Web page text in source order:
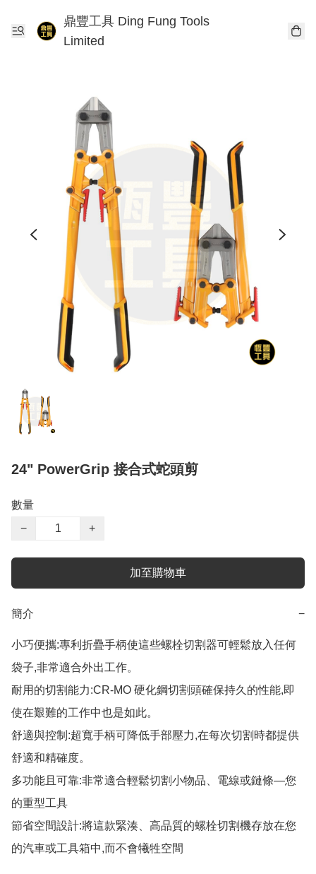
鼎豐工具 Ding Fung Tools
Limited
24" PowerGrip 接合式蛇頭剪
數量
−
+
加至購物車
簡介 −
小巧便攜:專利折疊手柄使這些螺栓切割器可輕鬆放入任何
袋子,非常適合外出工作。
耐用的切割能力:CR-MO 硬化鋼切割頭確保持久的性能,即
使在艱難的工作中也是如此。
舒適與控制:超寬手柄可降低手部壓力,在每次切割時都提供
舒適和精確度。
多功能且可靠:非常適合輕鬆切割小物品、電線或鏈條—您
的重型工具
節省空間設計:將這款緊湊、高品質的螺栓切割機存放在您
的汽車或工具箱中,而不會犧牲空間